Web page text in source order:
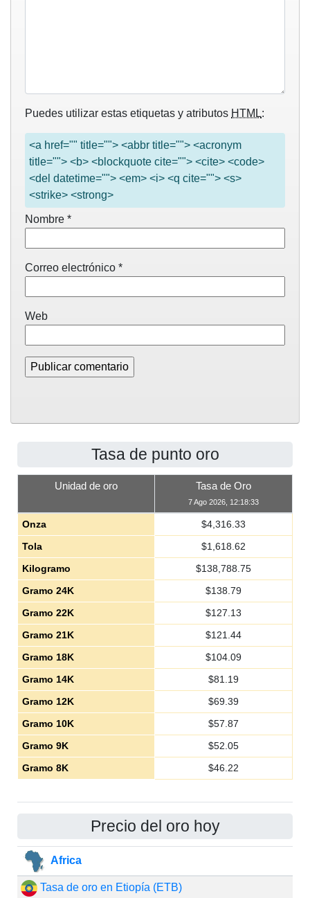
Puedes utilizar estas etiquetas y atributos HTML:
<a href="" title=""> <abbr title=""> <acronym
title=""> <b> <blockquote cite=""> <cite> <code>
<del datetime=""> <em> <i> <q cite=""> <s>
<strike> <strong>
Nombre *
Correo electrónico *
Web
Tasa de punto oro
Unidad de oro Tasa de Oro
7 Ago 2026, 12:18:33
Onza $4,316.33
Tola
$1,618.62
Kilogramo
$138,788.75
Gramo 24K
$138.79
Gramo 22K
$127.13
Gramo 21K
$121.44
Gramo 18K
$104.09
Gramo 14K
$81.19
Gramo 12K
$69.39
Gramo 10K
$57.87
Gramo 9K
$52.05
Gramo 8K
$46.22
Precio del oro hoy
Africa
Tasa de oro en Etiopía (ETB)